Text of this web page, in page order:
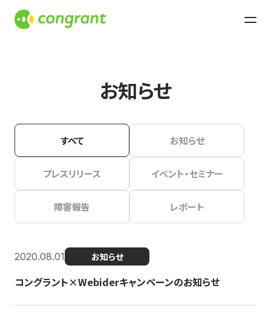
お知らせ
すべて お知らせ
プレスリリース イベント・セミナー
障害報告 レポート
2020.08.01 お知らせ
コングラント×Webiderキャンペーンのお知らせ